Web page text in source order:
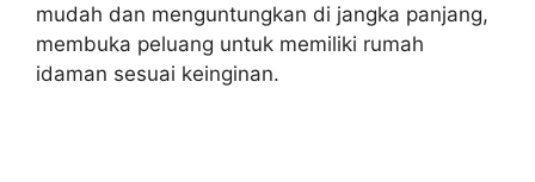
mudah dan menguntungkan di jangka panjang,
membuka peluang untuk memiliki rumah
idaman sesuai keinginan.